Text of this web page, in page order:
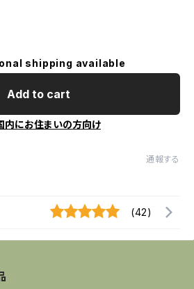
shipping available
Add to cart
内にお住まいの方向け
通報する
(42)